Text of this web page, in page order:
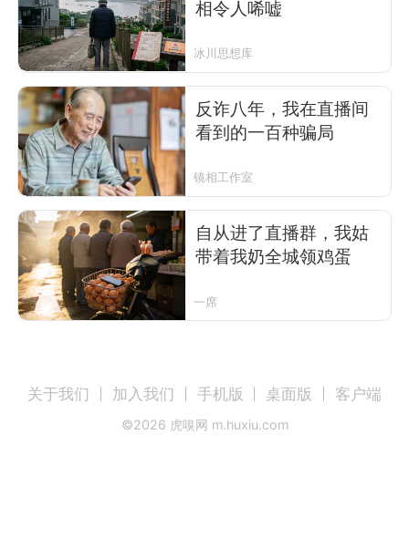
相令人唏嘘
冰川思想库
反诈八年，我在直播间
看到的一百种骗局
镜相工作室
自从进了直播群，我姑
带着我奶全城领鸡蛋
一席
关于我们 加入我们 手机版 桌面版 客户端
©2026 虎嗅网 m.huxiu.com